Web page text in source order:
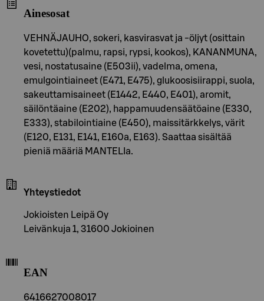
Ainesosat
VEHNÄJAUHO, sokeri, kasvirasvat ja -öljyt (osittain
kovetettu)(palmu, rapsi, rypsi, kookos), KANANMUNA,
vesi, nostatusaine (E503ii), vadelma, omena,
emulgointiaineet (E471, E475), glukoosisiirappi, suola,
sakeuttamisaineet (E1442, E440, E401), aromit,
säilöntäaine (E202), happamuudensäätöaine (E330,
E333), stabilointiaine (E450), maissitärkkelys, värit
(E120, E131, E141, E160a, E163). Saattaa sisältää
pieniä määriä MANTELIa.
Yhteystiedot
Jokioisten Leipä Oy
Leivänkuja 1, 31600 Jokioinen
EAN
6416627008017